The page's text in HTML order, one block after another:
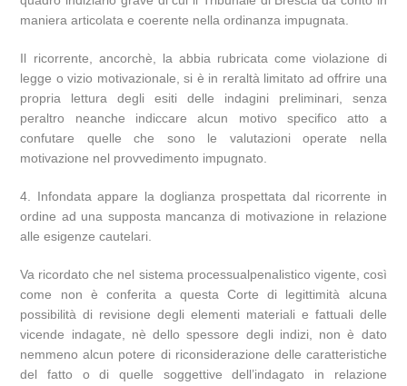
maniera articolata e coerente nella ordinanza impugnata.
Il ricorrente, ancorchè, la abbia rubricata come violazione di
legge o vizio motivazionale, si è in reraltà limitato ad offrire una
propria lettura degli esiti delle indagini preliminari, senza
peraltro neanche indiccare alcun motivo specifico atto a
confutare quelle che sono le valutazioni operate nella
motivazione nel provvedimento impugnato.
4. Infondata appare la doglianza prospettata dal ricorrente in
ordine ad una supposta mancanza di motivazione in relazione
alle esigenze cautelari.
Va ricordato che nel sistema processualpenalistico vigente, così
come non è conferita a questa Corte di legittimità alcuna
possibilità di revisione degli elementi materiali e fattuali delle
vicende indagate, nè dello spessore degli indizi, non è dato
nemmeno alcun potere di riconsiderazione delle caratteristiche
del fatto o di quelle soggettive dell’indagato in relazione